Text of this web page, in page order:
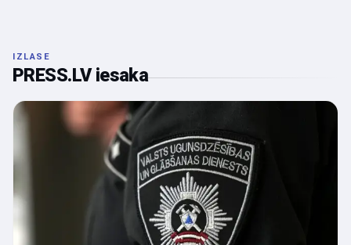
IZLASE
PRESS.LV iesaka